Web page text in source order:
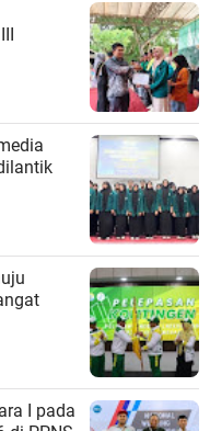
dilantik
I pada